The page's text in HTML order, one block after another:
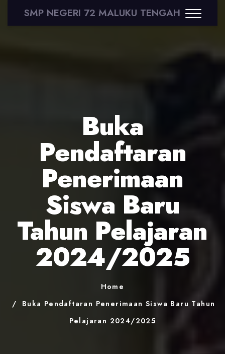
SMP NEGERI 72 MALUKU TENGAH
Buka
Pendaftaran
Penerimaan
Siswa Baru
Tahun Pelajaran
2024/2025
Home
Buka Pendaftaran Penerimaan Siswa Baru Tahun
Pelajaran 2024/2025